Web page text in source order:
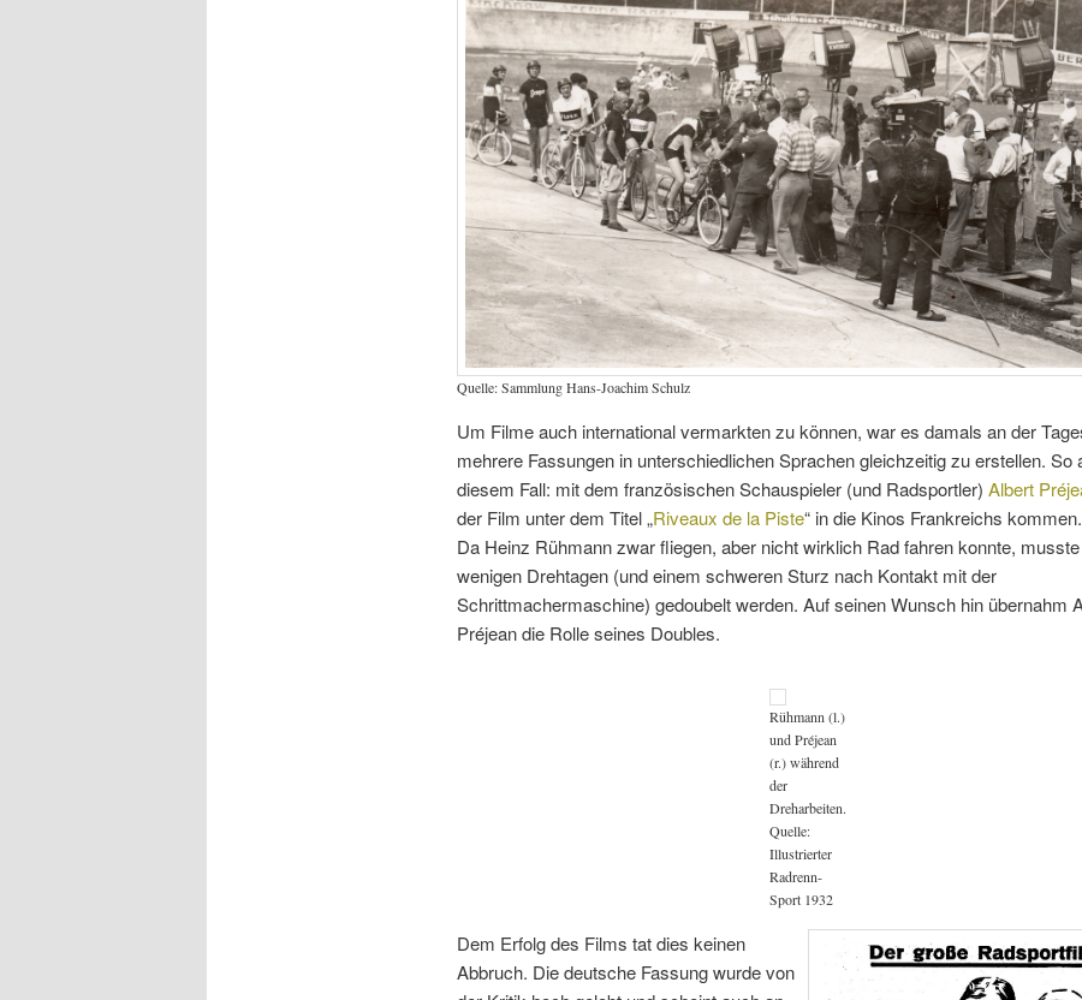
Quelle: Sammlung Hans-Joachim Schulz
Um Filme auch international vermarkten zu können, war es damals an der
mehrere Fassungen in unterschiedlichen Sprachen gleichzeitig zu erstellen. So
diesem Fall: mit dem französischen Schauspieler (und Radsportler) Albert
der Film unter dem Titel „Riveaux de la Piste“ in die Kinos Frankreichs kommen.
Da Heinz Rühmann zwar fliegen, aber nicht wirklich Rad fahren konnte,
wenigen Drehtagen (und einem schweren Sturz nach Kontakt mit der
Schrittmachermaschine) gedoubelt werden. Auf seinen Wunsch hin übernahm
Préjean die Rolle seines Doubles.
Rühmann (l.)
und Préjean
(r.) während
der
Dreharbeiten.
Quelle:
Illustrierter
Radrenn-
Sport 1932
Dem Erfolg des Films tat dies keinen
Abbruch. Die deutsche Fassung wurde von